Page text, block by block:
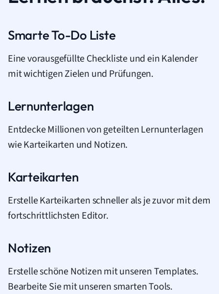
Smarte To-Do Liste
Eine vorausgefüllte Checkliste und ein Kalender
mit wichtigen Zielen und Prüfungen.
Lernunterlagen
Entdecke Millionen von geteilten Lernunterlagen
wie Karteikarten und Notizen.
Karteikarten
Erstelle Karteikarten schneller als je zuvor mit dem
fortschrittlichsten Editor.
Notizen
Erstelle schöne Notizen mit unseren Templates.
Bearbeite Sie mit unseren smarten Tools.